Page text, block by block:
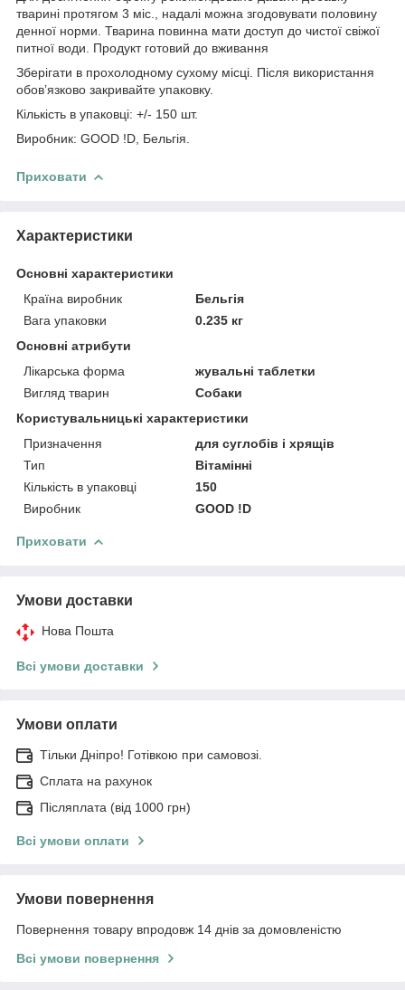
тварині протягом 3 міс., надалі можна згодовувати половину
денної норми. Тварина повинна мати доступ до чистої свіжої
питної води. Продукт готовий до вживання
Зберігати в прохолодному сухому місці. Після використання
обов’язково закривайте упаковку.
Кількість в упаковці: +/- 150 шт.
Виробник: GOOD !D, Бельгія.
Приховати
Характеристики
Основні характеристики
Країна виробник
Бельгія
Вага упаковки
0.235 кг
Основні атрибути
Лікарська форма
жувальні таблетки
Вигляд тварин
Собаки
Користувальницькі характеристики
Призначення
для суглобів і хрящів
Тип
Вітамінні
Кількість в упаковці
150
Виробник
GOOD !D
Приховати
Умови доставки
Нова Пошта
Всі умови доставки
Умови оплати
Тільки Дніпро! Готівкою при самовозі.
Сплата на рахунок
Післяплата (від 1000 грн)
Всі умови оплати
Умови повернення
Повернення товару впродовж 14 днів за домовленістю
Всі умови повернення